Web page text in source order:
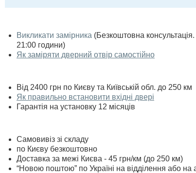
Викликати замірника (Безкоштовна
21:00 години)
Як заміряти дверний отвір самостійно
Від 2400 грн по Києву та Київській обл. до 250 км
Як правильно встановити вхідні двері
Гарантія на установку 12 місяців
Самовивіз зі складу
по Києву безкоштовно
Доставка за межі Києва - 45 грн/км (до 250 км)
“Новою поштою” по Україні на відділення або на